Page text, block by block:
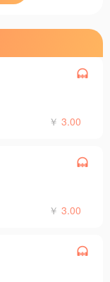
￥ 3.00
￥ 3.00